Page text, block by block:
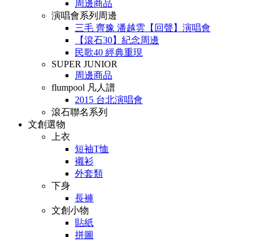
周邊商品
演唱會系列周邊
三毛 齊豫 潘越雲【回聲】演唱會
【滾石30】紀念周邊
民歌40 經典重現
SUPER JUNIOR
周邊商品
flumpool 凡人譜
2015 台北演唱會
滾石聯名系列
文創選物
上衣
短袖T恤
襯衫
外套類
下身
長褲
文創小物
貼紙
拼圖